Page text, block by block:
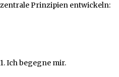
zentrale Prinzipien entwickeln:
1. Ich begegne mir.